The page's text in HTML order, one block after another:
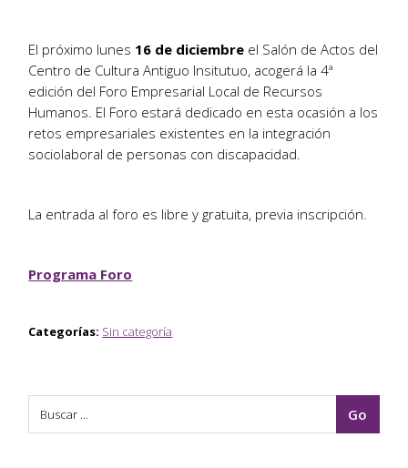
El próximo lunes 16 de diciembre el Salón de Actos del
Centro de Cultura Antiguo Insitutuo, acogerá la 4ª
edición del Foro Empresarial Local de Recursos
Humanos. El Foro estará dedicado en esta ocasión a los
retos empresariales existentes en la integración
sociolaboral de personas con discapacidad.
La entrada al foro es libre y gratuita, previa inscripción.
Programa Foro
Categorías: Sin categoría